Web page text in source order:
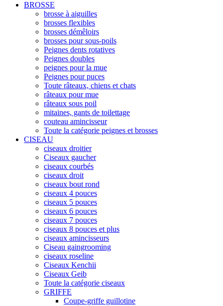
BROSSE
brosse à aiguilles
brosses flexibles
brosses démêloirs
brosses pour sous-poils
Peignes dents rotatives
Peignes doubles
peignes pour la mue
Peignes pour puces
Toute râteaux, chiens et chats
râteaux pour mue
râteaux sous poil
mitaines, gants de toilettage
couteau amincisseur
Toute la catégorie peignes et brosses
CISEAU
ciseaux droitier
Ciseaux gaucher
ciseaux courbés
ciseaux droit
ciseaux bout rond
ciseaux 4 pouces
ciseaux 5 pouces
ciseaux 6 pouces
ciseaux 7 pouces
ciseaux 8 pouces et plus
ciseaux amincisseurs
Ciseau gaingrooming
ciseaux roseline
Ciseaux Kenchii
Ciseaux Geib
Toute la catégorie ciseaux
GRIFFE
Coupe-griffe guillotine